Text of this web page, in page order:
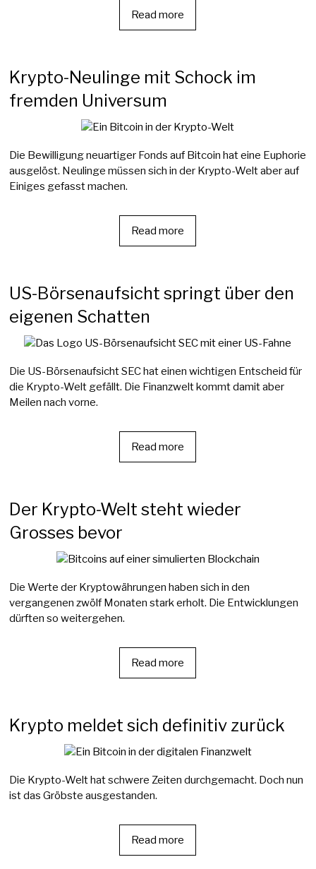
Read more
Krypto-Neulinge mit Schock im
fremden Universum
Die Bewilligung neuartiger Fonds auf Bitcoin hat eine Euphorie
ausgelöst. Neulinge müssen sich in der Krypto-Welt aber auf
Einiges gefasst machen.
Read more
US-Börsenaufsicht springt über den
eigenen Schatten
Die US-Börsenaufsicht SEC hat einen wichtigen Entscheid für
die Krypto-Welt gefällt. Die Finanzwelt kommt damit aber
Meilen nach vorne.
Read more
Der Krypto-Welt steht wieder
Grosses bevor
Die Werte der Kryptowährungen haben sich in den
vergangenen zwölf Monaten stark erholt. Die Entwicklungen
dürften so weitergehen.
Read more
Krypto meldet sich definitiv zurück
Die Krypto-Welt hat schwere Zeiten durchgemacht. Doch nun
ist das Gröbste ausgestanden.
Read more